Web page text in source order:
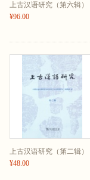
上古汉语研究（第六辑）
¥96.00
上古汉语研究（第二辑）
¥48.00